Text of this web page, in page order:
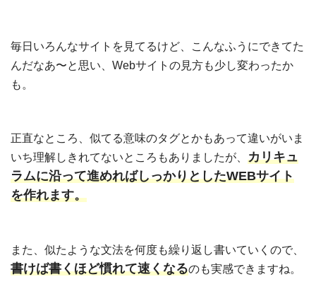
毎日いろんなサイトを見てるけど、こんなふうにできてた
んだなあ〜と思い、Webサイトの見方も少し変わったか
も。
正直なところ、似てる意味のタグとかもあって違いがいま
いち理解しきれてないところもありましたが、 カリキュ
ラムに沿って進めればしっかりとしたWEBサイト
を作れます。
また、似たような文法を何度も繰り返し書いていくので、
書けば書くほど慣れて速くなるのも実感できますね。